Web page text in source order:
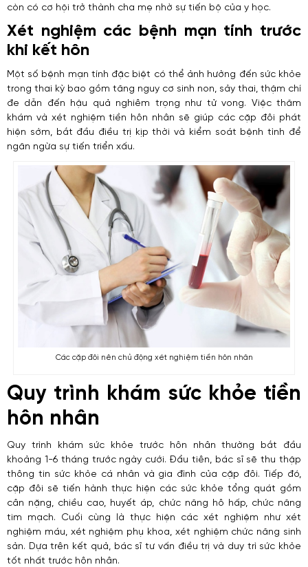
còn có cơ hội trở thành cha mẹ nhờ sự tiến bộ của y học.
Xét nghiệm các bệnh mạn tính trước
khi kết hôn
Một số bệnh mạn tính đặc biệt có thể ảnh hưởng đến sức khỏe
trong thai kỳ bao gồm tăng nguy cơ sinh non, sảy thai, thậm chí
đe dẫn đến hậu quả nghiêm trọng như tử vong. Việc thăm
khám và xét nghiệm tiền hôn nhân sẽ giúp các cặp đôi phát
hiện sớm, bắt đầu điều trị kịp thời và kiểm soát bệnh tình để
ngăn ngừa sự tiến triển xấu.
Các cặp đôi nên chủ động xét nghiệm tiền hôn nhân
Quy trình khám sức khỏe tiền
hôn nhân
Quy trình khám sức khỏe trước hôn nhân thường bắt đầu
khoảng 1-6 tháng trước ngày cưới. Đẩu tiên, bác sĩ sẽ thu thập
thông tin sức khỏe cá nhân và gia đình của cặp đôi. Tiếp đó,
cặp đôi sẽ tiến hành thực hiện các sức khỏe tổng quát gồm
cân nặng, chiều cao, huyết áp, chức năng hô hấp, chức năng
tim mạch. Cuối cùng là thực hiện các xét nghiệm như xét
nghiệm máu, xét nghiệm phụ khoa, xét nghiệm chức năng sinh
sản. Dựa trên kết quả, bác sĩ tư vấn điều trị và duy trì sức khỏe
tốt nhất trước hôn nhân.